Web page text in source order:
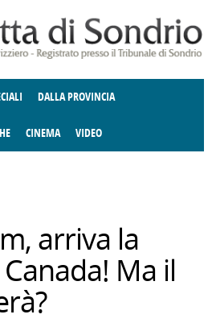
DALLA PROVINCIA
CINEMA VIDEO
arriva la
Ma il